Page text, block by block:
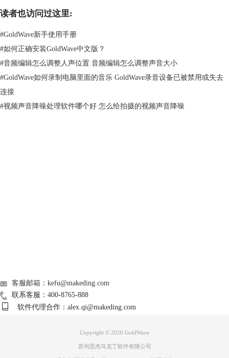
图2 打开音频
步骤二 截取噪音样本
环境噪音通常有一定规律性，在正式录音开始前或者结束后会有一小段的
静音时间，此时音频里录制到的声音就是环境里的噪音。点击音频波形
图3 截取噪音样本
步骤三 复制噪音样本
读者也访问过这里:
#GoldWave新手使用手册
#如何正确安装GoldWave中文版？
#音频编辑怎么调整人声位置 音频编辑怎么调整声音大小
#GoldWave如何录制电脑里面的音乐 GoldWave录音设备已被禁用或失去
连接
#视频声音降噪处理软件哪个好 怎么给拍摄的视频声音降噪
客服邮箱：kefu@makeding.com
联系客服：400-8765-888
软件代理合作：alex.qi@makeding.com
Copyright © 2026 GoldWave
苏州思杰马克丁软件有限公司